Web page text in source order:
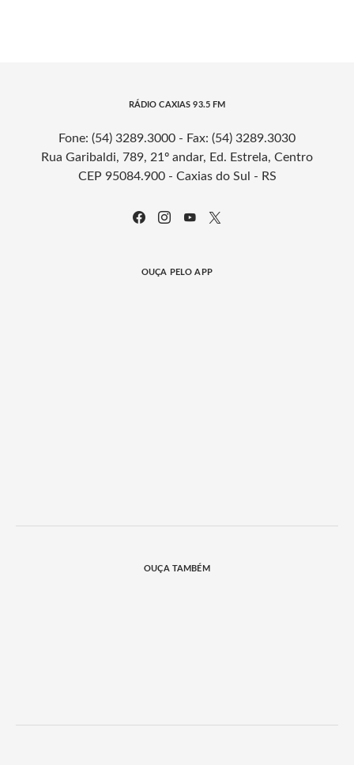
RÁDIO CAXIAS 93.5 FM
Fone: (54) 3289.3000 - Fax: (54) 3289.3030
Rua Garibaldi, 789, 21º andar, Ed. Estrela, Centro
CEP 95084.900 - Caxias do Sul - RS
OUÇA PELO APP
OUÇA TAMBÉM